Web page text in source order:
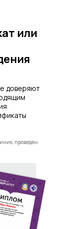
или
доверяют
проведен